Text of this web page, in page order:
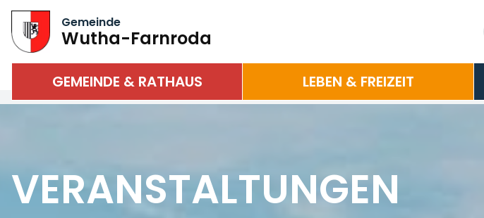
Gemeinde
Wutha-Farnroda
GEMEINDE & RATHAUS LEBEN & FREIZEIT
VERANSTALTUNGEN